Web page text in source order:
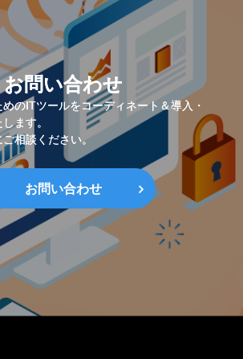
お問い合わせ
のITツールをコーディネート＆導入・
ます。
相談ください。
お問い合わせ